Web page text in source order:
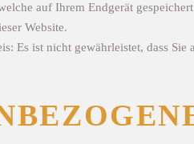
auf Ihrem Endgerät
Website.
Es ist nicht gewährleistet, dass